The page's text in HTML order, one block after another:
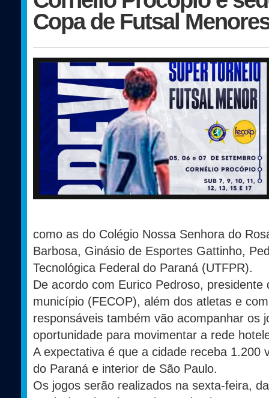
Copa de Futsal
como as do Colégio Nossa Senhora do
Barbosa, Ginásio de Esportes Gattinho,
Tecnológica Federal do Paraná (UTFPR).
De acordo com Eurico Pedroso,
município (FECOP), além dos atletas e
responsáveis também vão acompanhar os
oportunidade para movimentar a rede
A expectativa é que a cidade receba 1.200
do Paraná e interior de São Paulo.
Os jogos serão realizados na sexta-feira,